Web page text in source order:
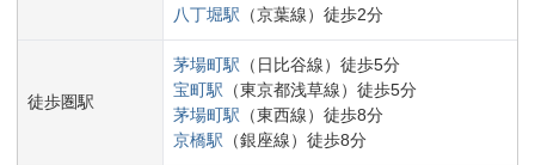
八丁堀駅 （京葉線） 徒歩2分
徒歩圏駅
茅場町駅 （ 日比谷線） 徒歩5分
宝町駅 （東京都浅草線） 徒歩5分
茅場町駅 （東西線） 徒歩8分
京橋駅 （銀座線） 徒歩8分